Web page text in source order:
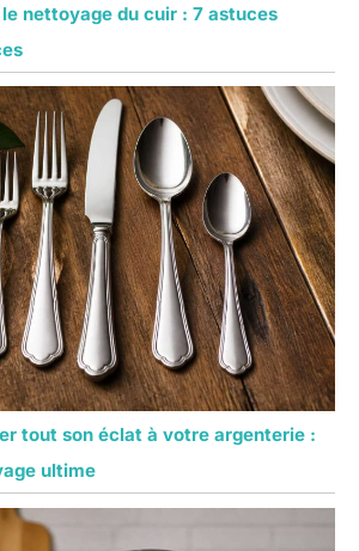
nettoyage du cuir : 7 astuces
tout son éclat à votre argenterie :
ultime